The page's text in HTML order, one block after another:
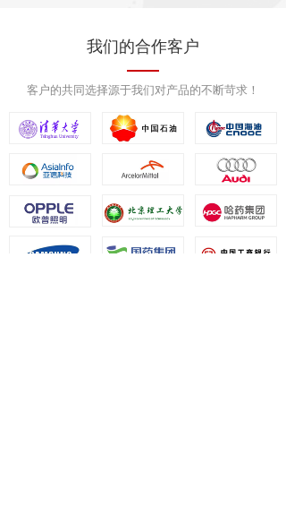
客户的共同选择源于我们对产品的不断苛求！
我们的合作客户